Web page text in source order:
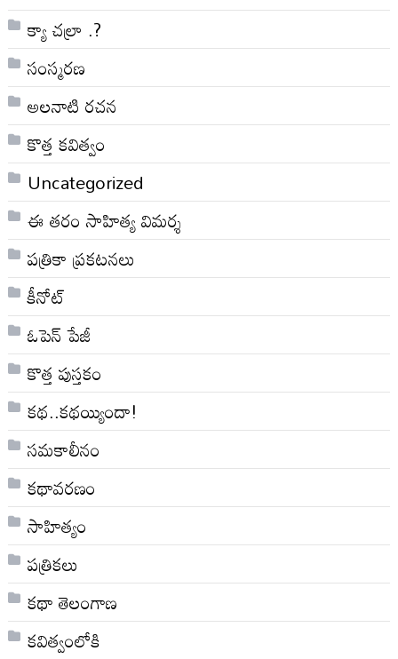
క్యా చల్రా .?
సంస్మరణ
అలనాటి రచన
కొత్త కవిత్వం
Uncategorized
ఈ తరం సాహిత్య విమర్శ
పత్రికా ప్రకటనలు
కీనోట్
ఓపెన్ పేజీ
కొత్త పుస్తకం
కథ..కథయ్యిందా!
సమకాలీనం
కథావరణం
సాహిత్యం
పత్రికలు
కథా తెలంగాణ
కవిత్వంలోకి